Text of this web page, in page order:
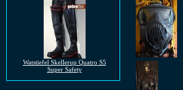
Watstiefel Skellerup Quatro S5
Super Safety